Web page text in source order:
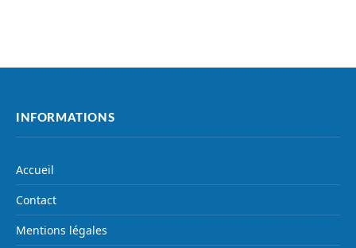
INFORMATIONS
Accueil
Contact
Mentions légales